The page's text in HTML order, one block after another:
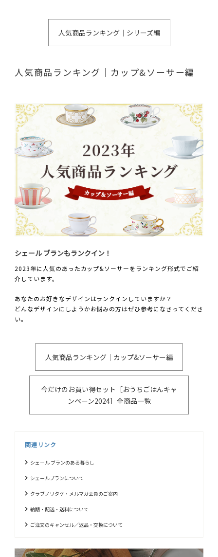
人気商品ランキング｜シリーズ編
人気商品ランキング｜カップ&ソーサー編
シェール ブランもランクイン！
2023年に人気のあったカップ&ソーサーをランキング形式でご紹
介しています。
あなたのお好きなデザインはランクインしていますか？
どんなデザインにしようかお悩みの方はぜひ参考になさってくださ
い。
人気商品ランキング｜カップ&ソーサー編
今だけのお買い得セット［おうちごはんキャ
ンペーン2024］全商品一覧
関連リンク
シェール ブランのある暮らし
シェールブランについて
クラブノリタケ・メルマガ会員のご案内
納期・配送・送料について
ご注文のキャンセル／返品・交換について